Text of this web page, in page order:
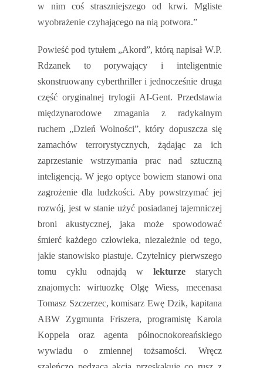
w nim coś straszniejszego od krwi. Mgliste
wyobrażenie czyhającego na nią potwora.”
Powieść pod tytułem „Akord”, którą napisał W.P.
Rdzanek to porywający i inteligentnie
skonstruowany cyberthriller i jednocześnie druga
część oryginalnej trylogii AI-Gent. Przedstawia
międzynarodowe zmagania z radykalnym
ruchem „Dzień Wolności”, który dopuszcza się
zamachów terrorystycznych, żądając za ich
zaprzestanie wstrzymania prac nad sztuczną
inteligencją. W jego optyce bowiem stanowi ona
zagrożenie dla ludzkości. Aby powstrzymać jej
rozwój, jest w stanie użyć posiadanej tajemniczej
broni akustycznej, jaka może spowodować
śmierć każdego człowieka, niezależnie od tego,
jakie stanowisko piastuje. Czytelnicy pierwszego
tomu cyklu odnajdą w lekturzestarych
znajomych: wirtuozkę Olgę Wiess, mecenasa
Tomasz Szczerzec, komisarz Ewę Dzik, kapitana
ABW Zygmunta Friszera, programistę Karola
Koppela oraz agenta północnokoreańskiego
wywiadu o zmiennej tożsamości. Wręcz